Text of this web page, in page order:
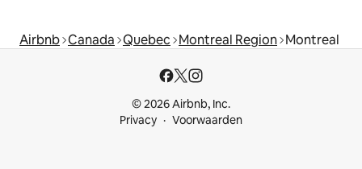
Airbnb Canada Quebec Montreal Region Montreal
© 2026 Airbnb, Inc.
Privacy
Voorwaarden